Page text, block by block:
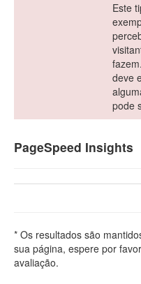
Este
deve
pode
PageSpeed Insights
* Os resultados são
sua página, espere por
avaliação.